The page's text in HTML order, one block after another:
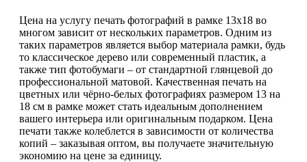
Цена на услугу печать фотографий в рамке 13х18 во
многом зависит от нескольких параметров. Одним из
таких параметров является выбор материала рамки, будь
то классическое дерево или современный пластик, а
также тип фотобумаги – от стандартной глянцевой до
профессиональной матовой. Качественная печать на
цветных или чёрно-белых фотографиях размером 13 на
18 см в рамке может стать идеальным дополнением
вашего интерьера или оригинальным подарком. Цена
печати также колеблется в зависимости от количества
копий – заказывая оптом, вы получаете значительную
экономию на цене за единицу.